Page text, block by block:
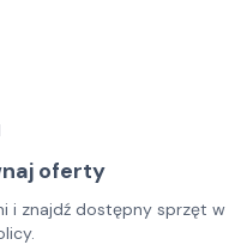
oferty
i znajdź dostępny sprzęt w